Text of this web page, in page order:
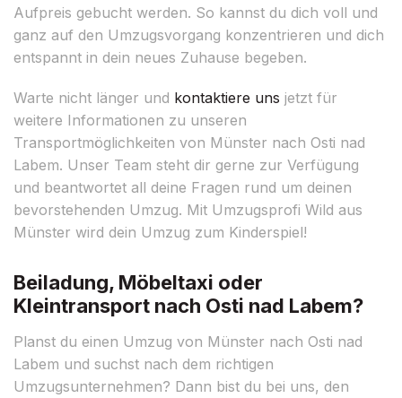
Aufpreis gebucht werden. So kannst du dich voll und
ganz auf den Umzugsvorgang konzentrieren und dich
entspannt in dein neues Zuhause begeben.
Warte nicht länger und kontaktiere uns jetzt für
weitere Informationen zu unseren
Transportmöglichkeiten von Münster nach Osti nad
Labem. Unser Team steht dir gerne zur Verfügung
und beantwortet all deine Fragen rund um deinen
bevorstehenden Umzug. Mit Umzugsprofi Wild aus
Münster wird dein Umzug zum Kinderspiel!
Beiladung, Möbeltaxi oder
Kleintransport nach Osti nad Labem?
Planst du einen Umzug von Münster nach Osti nad
Labem und suchst nach dem richtigen
Umzugsunternehmen? Dann bist du bei uns, den